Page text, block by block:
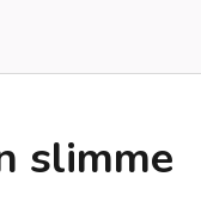
slimme